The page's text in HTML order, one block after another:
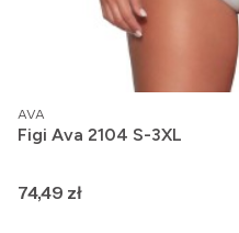
PRODUCENT
AVA
Figi Ava 2104 S-3XL
Cena
74,49 zł